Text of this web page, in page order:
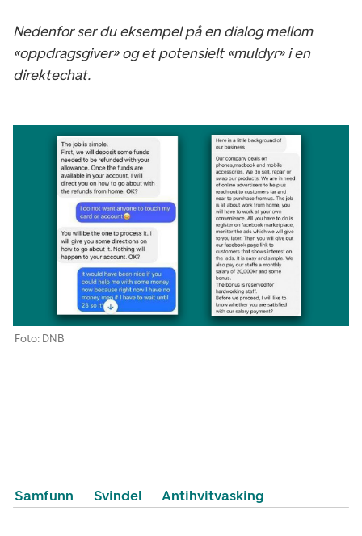
Nedenfor ser du eksempel på en dialog mellom
«oppdragsgiver» og et potensielt «muldyr» i en
direktechat.
Foto: DNB
Samfunn Svindel Antihvitvasking